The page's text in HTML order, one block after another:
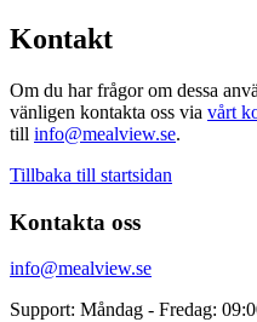
Kontakt
Om du har frågor om dessa
vänligen kontakta oss via vårt
till info@mealview.se.
Tillbaka till startsidan
Kontakta oss
info@mealview.se
Support: Måndag - Fredag: